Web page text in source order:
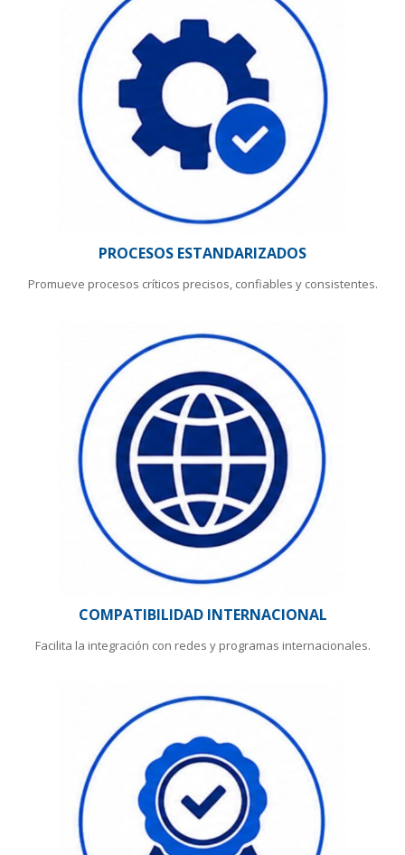
PROCESOS ESTANDARIZADOS
Promueve procesos críticos precisos, confiables y consistentes.
COMPATIBILIDAD INTERNACIONAL
Facilita la integración con redes y programas internacionales.